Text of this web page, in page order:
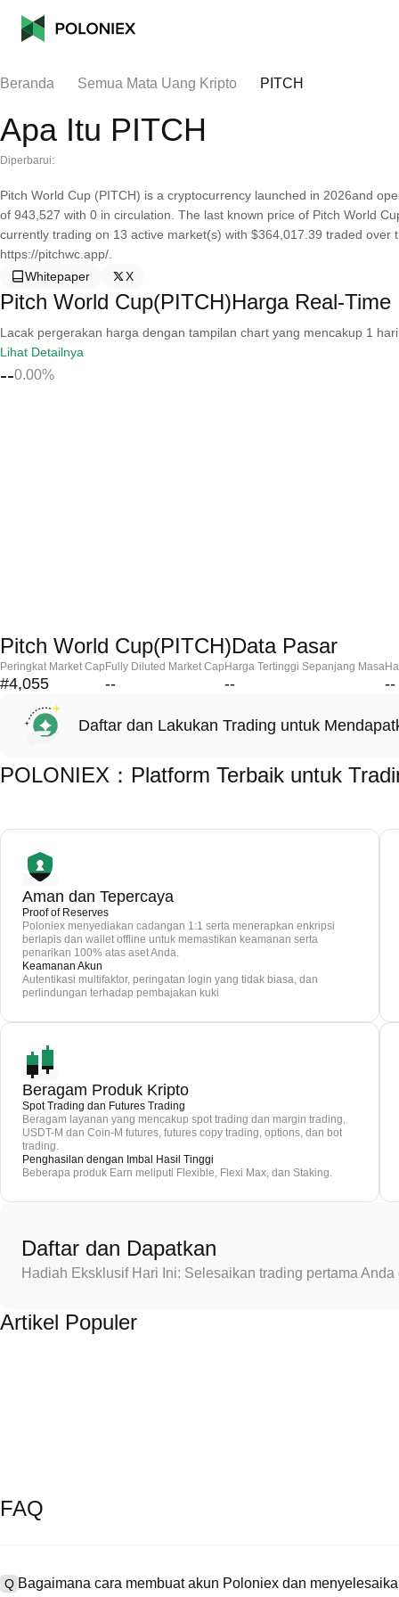
Beranda Semua Mata Uang Kripto PITCH
Apa Itu PITCH
Diperbarui:
Pitch World Cup (PITCH) is a cryptocurrency launched in 2026and
of 943,527 with 0 in circulation. The last known price of Pitch World
currently trading on 13 active market(s) with $364,017.39 traded
https://pitchwc.app/.
Whitepaper
X
Pitch World Cup(PITCH)Harga Real-Time
Lacak pergerakan harga dengan tampilan chart yang mencakup 1
Lihat Detailnya
--0.00%
Pitch World Cup(PITCH)Data Pasar
Peringkat Market Cap
#4,055
Fully Diluted Market Cap
--
Harga Tertinggi Sepanjang Masa
-- --
Daftar dan Lakukan Trading untuk
POLONIEX：Platform Terbaik untuk
Aman dan Tepercaya
Proof of Reserves
Poloniex menyediakan cadangan 1:1 serta menerapkan enkripsi
berlapis dan wallet offline untuk memastikan keamanan serta
penarikan 100% atas aset Anda.
Keamanan Akun
Autentikasi multifaktor, peringatan login yang tidak biasa, dan
perlindungan terhadap pembajakan kuki
Beragam Produk Kripto
Spot Trading dan Futures Trading
Beragam layanan yang mencakup spot trading dan margin trading,
USDT-M dan Coin-M futures, futures copy trading, options, dan bot
trading.
Penghasilan dengan Imbal Hasil Tinggi
Beberapa produk Earn meliputi Flexible, Flexi Max, dan Staking.
Daftar dan Dapatkan
Hadiah Eksklusif Hari Ini: Selesaikan trading pertama
Artikel Populer
FAQ
Q Bagaimana cara membuat akun Poloniex dan